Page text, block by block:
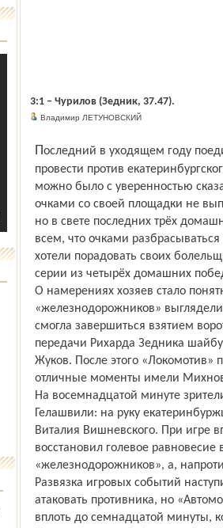
3:1 – Чурилов (Зедник, 37.47).
Владимир ЛЕТУНОВСКИЙ
Последний в уходящем году поединок ярославскому «Локомотиву» предстояло
провести против
можно было с уверенностью
очками со своей площадки не
но в свете последних трёх
всем, что очками
хотели порадовать своих
серии из четырёх домашних
О намерениях хозяев стало
«железнодорожников»
смогла завершиться взятием
передачи Рихарда Зедника
Жуков. После этого «Локомотив»
отличные моменты имели
На восемнадцатой минуте
Гелашвили: на руку
Виталия Вишневского. При игре
восстановил голевое
«железнодорожников», а,
Развязка игровых событий
атаковать противника, но
вплоть до семнадцатой минуты,